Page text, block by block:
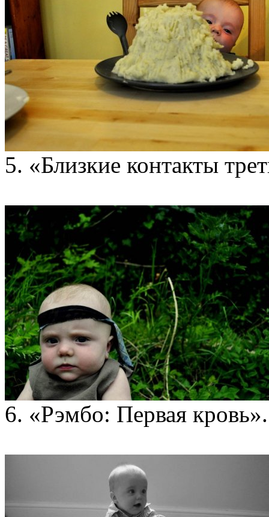
5. «Близкие контакты
6. «Рэмбо: Первая кровь».